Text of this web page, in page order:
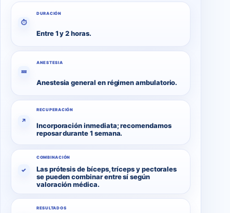
⏱
DURACIÓN
Entre 1 y 2 horas.
💤
ANESTESIA
Anestesia general en régimen ambulatorio.
↗
RECUPERACIÓN
Incorporación inmediata; recomendamos
reposar durante 1 semana.
✓
COMBINACIÓN
Las prótesis de bíceps, tríceps y pectorales
se pueden combinar entre sí según
valoración médica.
RESULTADOS